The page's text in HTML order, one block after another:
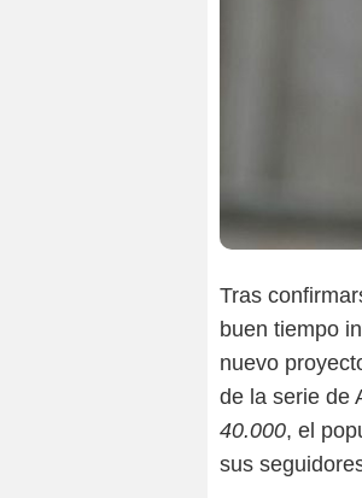
Tras
buen tiempo
nuevo
de la serie de
40.000, el
sus